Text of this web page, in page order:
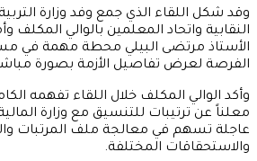
وقد شكل اللقاء الذي جمع وفد وزارة
النقابية واتحاد المعلمين بالوالي المكلف
الأستاذ مرتضى البيلي محطة مهمة في
الفرصة لعرض تفاصيل الأزمة بصورة
وأكد الوالي المكلف خلال اللقاء تفهمه
معلناً عن ترتيبات للتنسيق مع وزارة
عاجلة تسهم في معالجة ملف المرتبات
والاستحقاقات المختلفة.